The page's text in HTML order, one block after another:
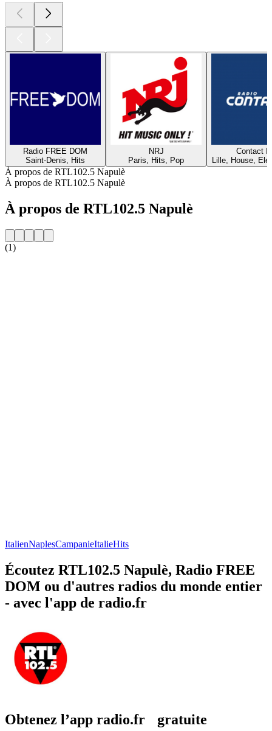
Radio FREE DOM
Saint-Denis, Hits
NRJ
Paris, Hits, Pop
Contact
Lille, House,
À propos de RTL102.5 Napulè
À propos de RTL102.5 Napulè
À propos de RTL102.5 Napulè
(1)
ItalienNaplesCampanieItalieHits
Écoutez RTL102.5 Napulè, Radio FREE
DOM ou d'autres radios du monde entier
- avec l'app de radio.fr
Obtenez l’app radio.fr gratuite